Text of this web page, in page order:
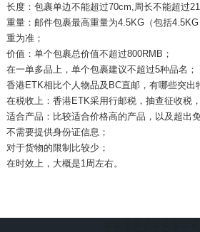
长度：包裹单边不能超过70cm,周长不能超过
重量：邮件包裹最高重量为4.5KG（包括
重为准；
价值：单个包裹总价值不超过800RMB；
在一单多品上，单个包裹建议不超过5种品名；
香港ETK相比个人物品及BC直邮，有哪些突出
在税收上：香港ETK采用行邮税，抽查征收税
适合产品：比较适合价格高的产品，以及超出
不需要提供身份证信息；
对于货物的限制比较少；
在时效上，大概是1周左右。